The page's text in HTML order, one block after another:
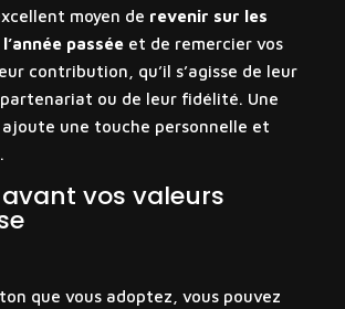
moyen de revenir sur les
passée et de remercier vos
contribution, qu’il s’agisse de leur
ou de leur fidélité. Une
une touche personnelle et
vos valeurs
que vous adoptez, vous pouvez